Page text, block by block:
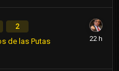
2
de las Putas